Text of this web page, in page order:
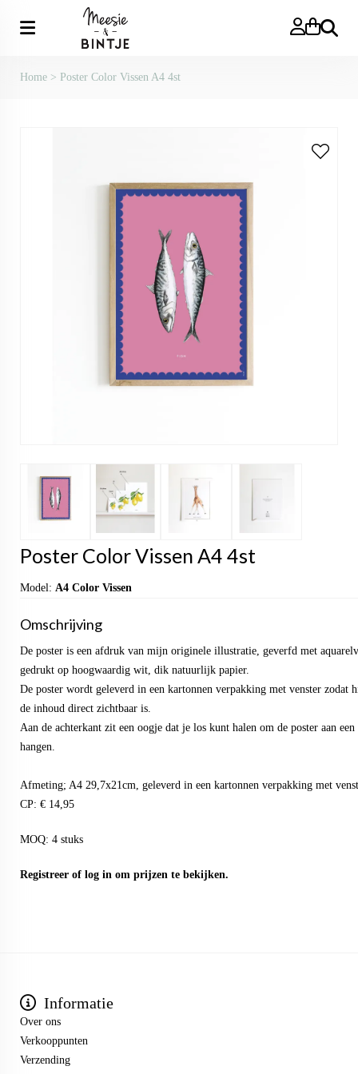
Zoeken
Home > Poster Color Vissen A4 4st
Poster Color Vissen A4 4st
Model: A4 Color Vissen
Omschrijving
De poster is een afdruk van mijn originele illustratie, geverfd met
gedrukt op hoogwaardig wit, dik natuurlijk papier.
De poster wordt geleverd in een kartonnen verpakking met venster
de inhoud direct zichtbaar is.
Aan de achterkant zit een oogje dat je los kunt halen om de poster aan
hangen.
Afmeting; A4 29,7x21cm, geleverd in een kartonnen verpakking met
CP: € 14,95
MOQ: 4 stuks
Registreer of log in om prijzen te bekijken.
Informatie
Over ons
Verkooppunten
Verzending